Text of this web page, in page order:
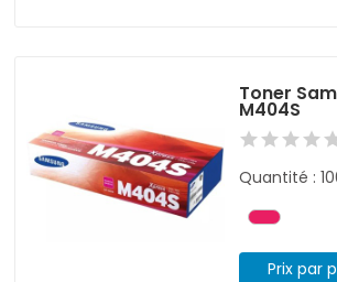
Toner
M404S
Quantité :
Prix par